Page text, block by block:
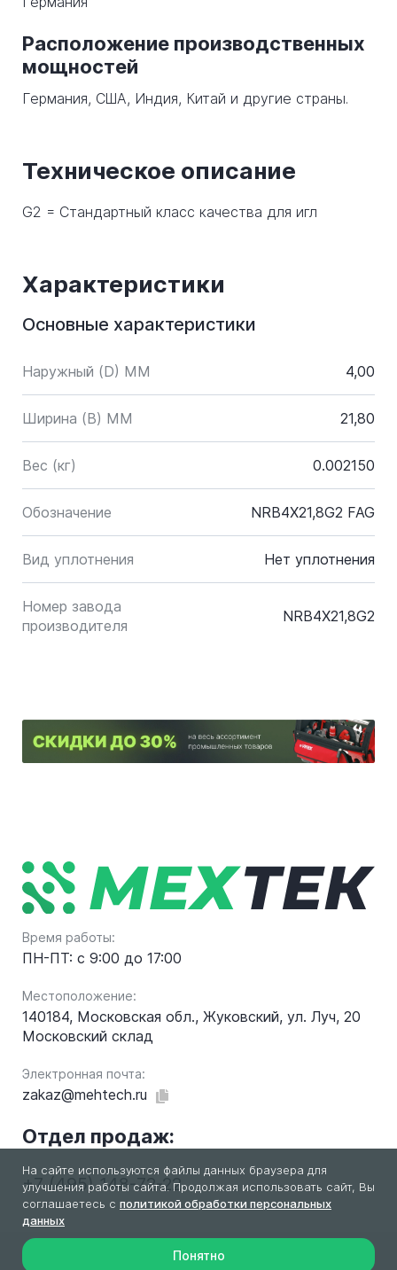
Расположение производственных
мощностей
Германия, США, Индия, Китай и другие страны.
Техническое описание
G2 = Стандартный класс качества для игл
Характеристики
Основные характеристики
Наружный (D) ММ 4,00
Ширина (B) MM 21,80
Вес (кг) 0.002150
Обозначение NRB4X21,8G2 FAG
Вид уплотнения Нет уплотнения
Номер завода
производителя
NRB4X21,8G2
Время работы:
ПН-ПТ: с 9:00 до 17:00
Местоположение:
140184, Московская обл., Жуковский, ул. Луч, 20
Московский склад
Электронная почта:
zakaz@mehtech.ru
Отдел продаж:
+7 (495) 148-72-22
2026 © МехТек. Все права защищены
На сайте используются файлы данных браузера для
улучшения работы сайта. Продолжая использовать сайт, Вы
соглашаетесь с политикой обработки персональных
данных
Понятно